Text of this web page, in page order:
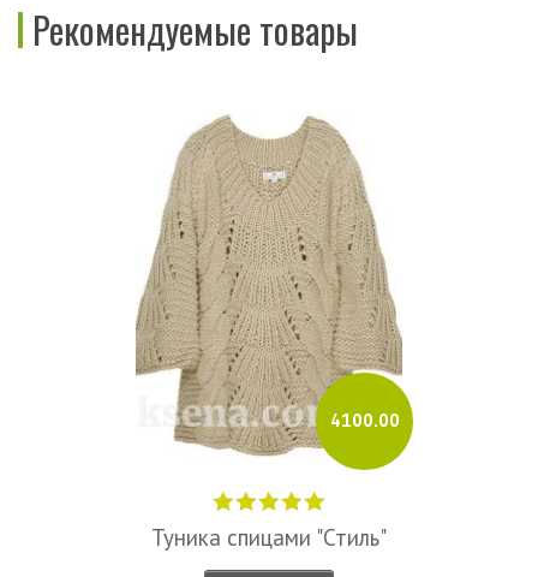
Рекомендуемые товары
4100.00
Туника спицами "Стиль"